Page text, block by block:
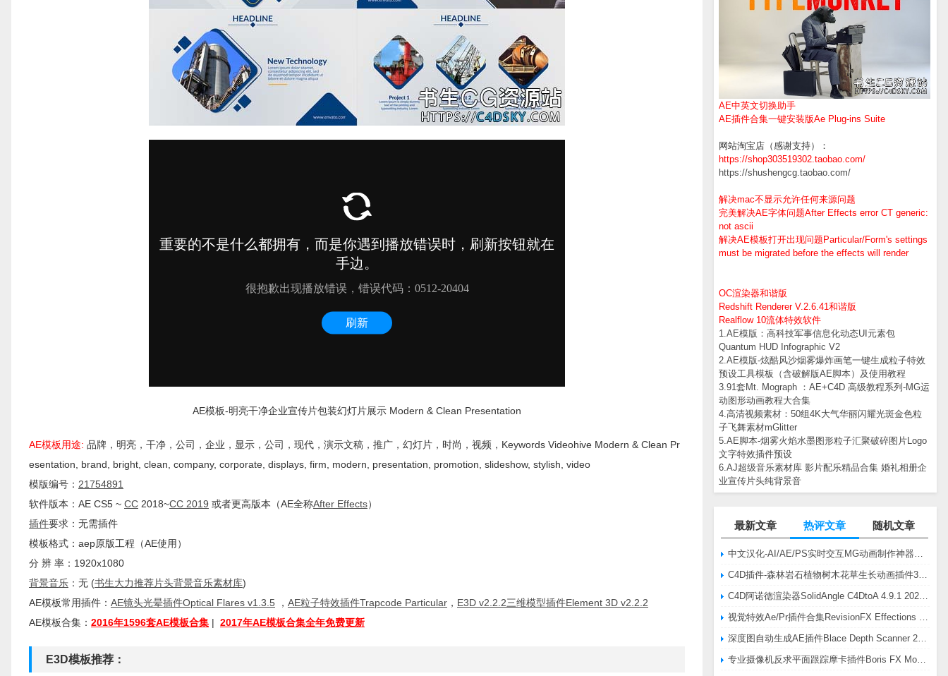
AE中英文切换助手
AE插件合集一键安装版Ae Plug-ins Suite
网站淘宝店（感谢支持）：
https://shop303519302.taobao.com/
https://shushengcg.taobao.com/
解决mac不显示允许任何来源问题
完美解决AE字体问题After Effects error CT generic:
not ascii
解决AE模板打开出现问题Particular/Form's settings
must be migrated before the effects will render
OC渲染器和谐版
Redshift Renderer V.2.6.41和谐版
Realflow 10流体特效软件
1.AE模版：高科技军事信息化动态UI元素包
Quantum HUD Infographic V2
2.AE模版-炫酷风沙烟雾爆炸画笔一键生成粒子特效
预设工具模板（含破解版AE脚本）及使用教程
3.91套Mt. Mograph ：AE+C4D 高级教程系列-MG运
动图形动画教程大合集
4.高清视频素材：50组4K大气华丽闪耀光斑金色粒
子飞舞素材mGlitter
5.AE脚本-烟雾火焰水墨图形粒子汇聚破碎图片Logo
文字特效插件预设
6.AJ超级音乐素材库 影片配乐精品合集 婚礼相册企
业宣传片头纯背景音
最新文章 热评文章 随机文章
AE模板-明亮干净企业宣传片包装幻灯片展示 Modern & Clean Presentation
AE模板用途: 品牌，明亮，干净，公司，企业，显示，公司，现代，演示文稿，推广，幻灯片，时尚，视频，Keywords Videohive Modern & Clean Pr
esentation, brand, bright, clean, company, corporate, displays, firm, modern, presentation, promotion, slideshow, stylish, video
模版编号： 21754891
软件版本：AE CS5 ~ CC 2018~CC 2019 或者更高版本（AE全称After Effects）
插件要求：无需插件
模板格式：aep原版工程（AE使用）
分 辨 率：1920x1080
背景音乐 ：无 (书生大力推荐片头背景音乐素材库)
AE模板常用插件： AE镜头光晕插件Optical Flares v1.3.5 ， AE粒子特效插件Trapcode Particular ， E3D v2.2.2三维模型插件Element 3D v2.2.2
AE模板合集： 2016年1596套AE模板合集 | 2017年AE模板合集全年免费更新
E3D模板推荐：